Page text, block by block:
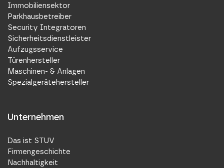
Immobiliensektor
Parkhausbetreiber
Security Integratoren
Sicherheitsdienstleister
Aufzugsservice
Türenhersteller
Maschinen- & Anlagen
Spezialgerätehersteller
Unternehmen
Das ist STUV
Firmengeschichte
Nachhaltigkeit